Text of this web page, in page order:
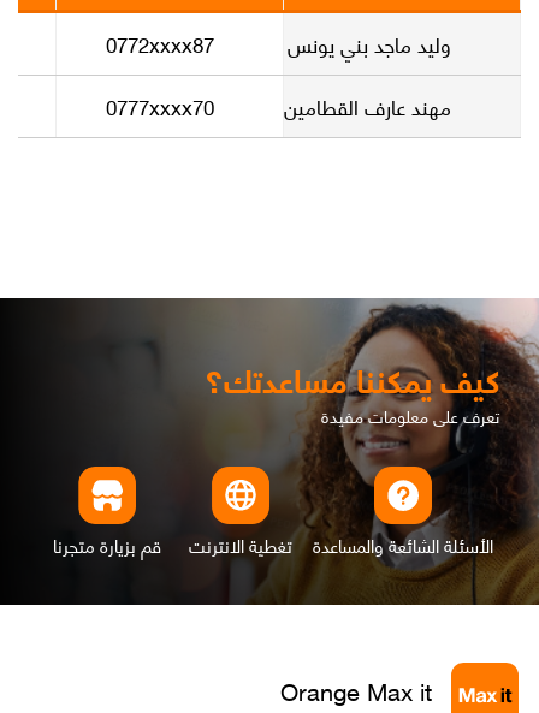
وليد ماجد بني يونس
0772xxxx87
مهند عارف القطامين
0777xxxx70
كيف يمكننا مساعدتك؟
تعرف على معلومات مفيدة
الأسئلة الشائعة والمساعدة تغطية الانترنت قم بزيارة متجرنا
Orange Max it